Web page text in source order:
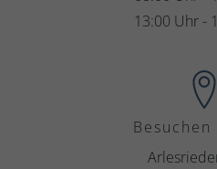
Besuchen
13:00 Uhr -